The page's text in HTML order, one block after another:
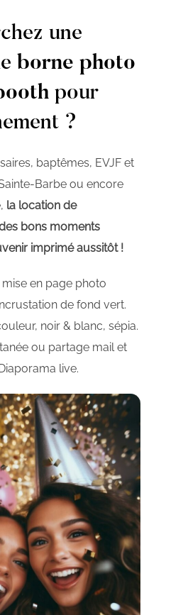
une
borne photo
pour
?
baptêmes, EVJF et
Barbe ou encore
la location de
bons moments
imprimé aussitôt !
mise en page photo
de fond vert.
noir & blanc, sépia.
ou partage mail et
live.